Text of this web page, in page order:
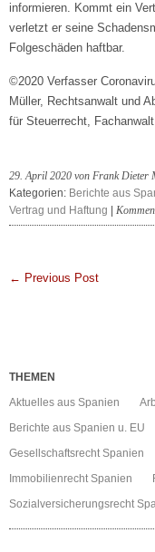
informieren. Kommt ein
verletzt er seine
Folgeschäden haftbar.
©2020 Verfasser
Müller, Rechtsanwalt und
für Steuerrecht,
29. April 2020 von Frank Dieter
Kategorien: Berichte aus
Vertrag und Haftung
← Previous Post
THEMEN
Aktuelles aus Spanien
Berichte aus Spanien u. EU
Gesellschaftsrecht Spanien
Immobilienrecht Spanien
Sozialversicherungsrecht